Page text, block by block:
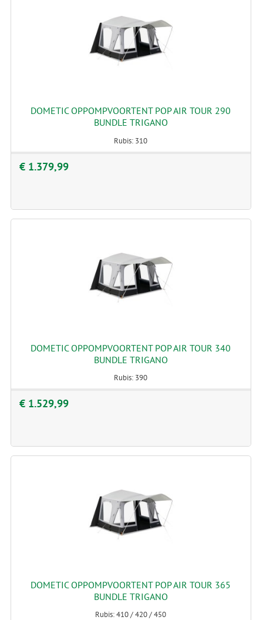
DOMETIC OPPOMPVOORTENT POP AIR TOUR 290
BUNDLE TRIGANO
Rubis: 310
€ 1.379,99
DOMETIC OPPOMPVOORTENT POP AIR TOUR 340
BUNDLE TRIGANO
Rubis: 390
€ 1.529,99
DOMETIC OPPOMPVOORTENT POP AIR TOUR 365
BUNDLE TRIGANO
Rubis: 410 / 420 / 450